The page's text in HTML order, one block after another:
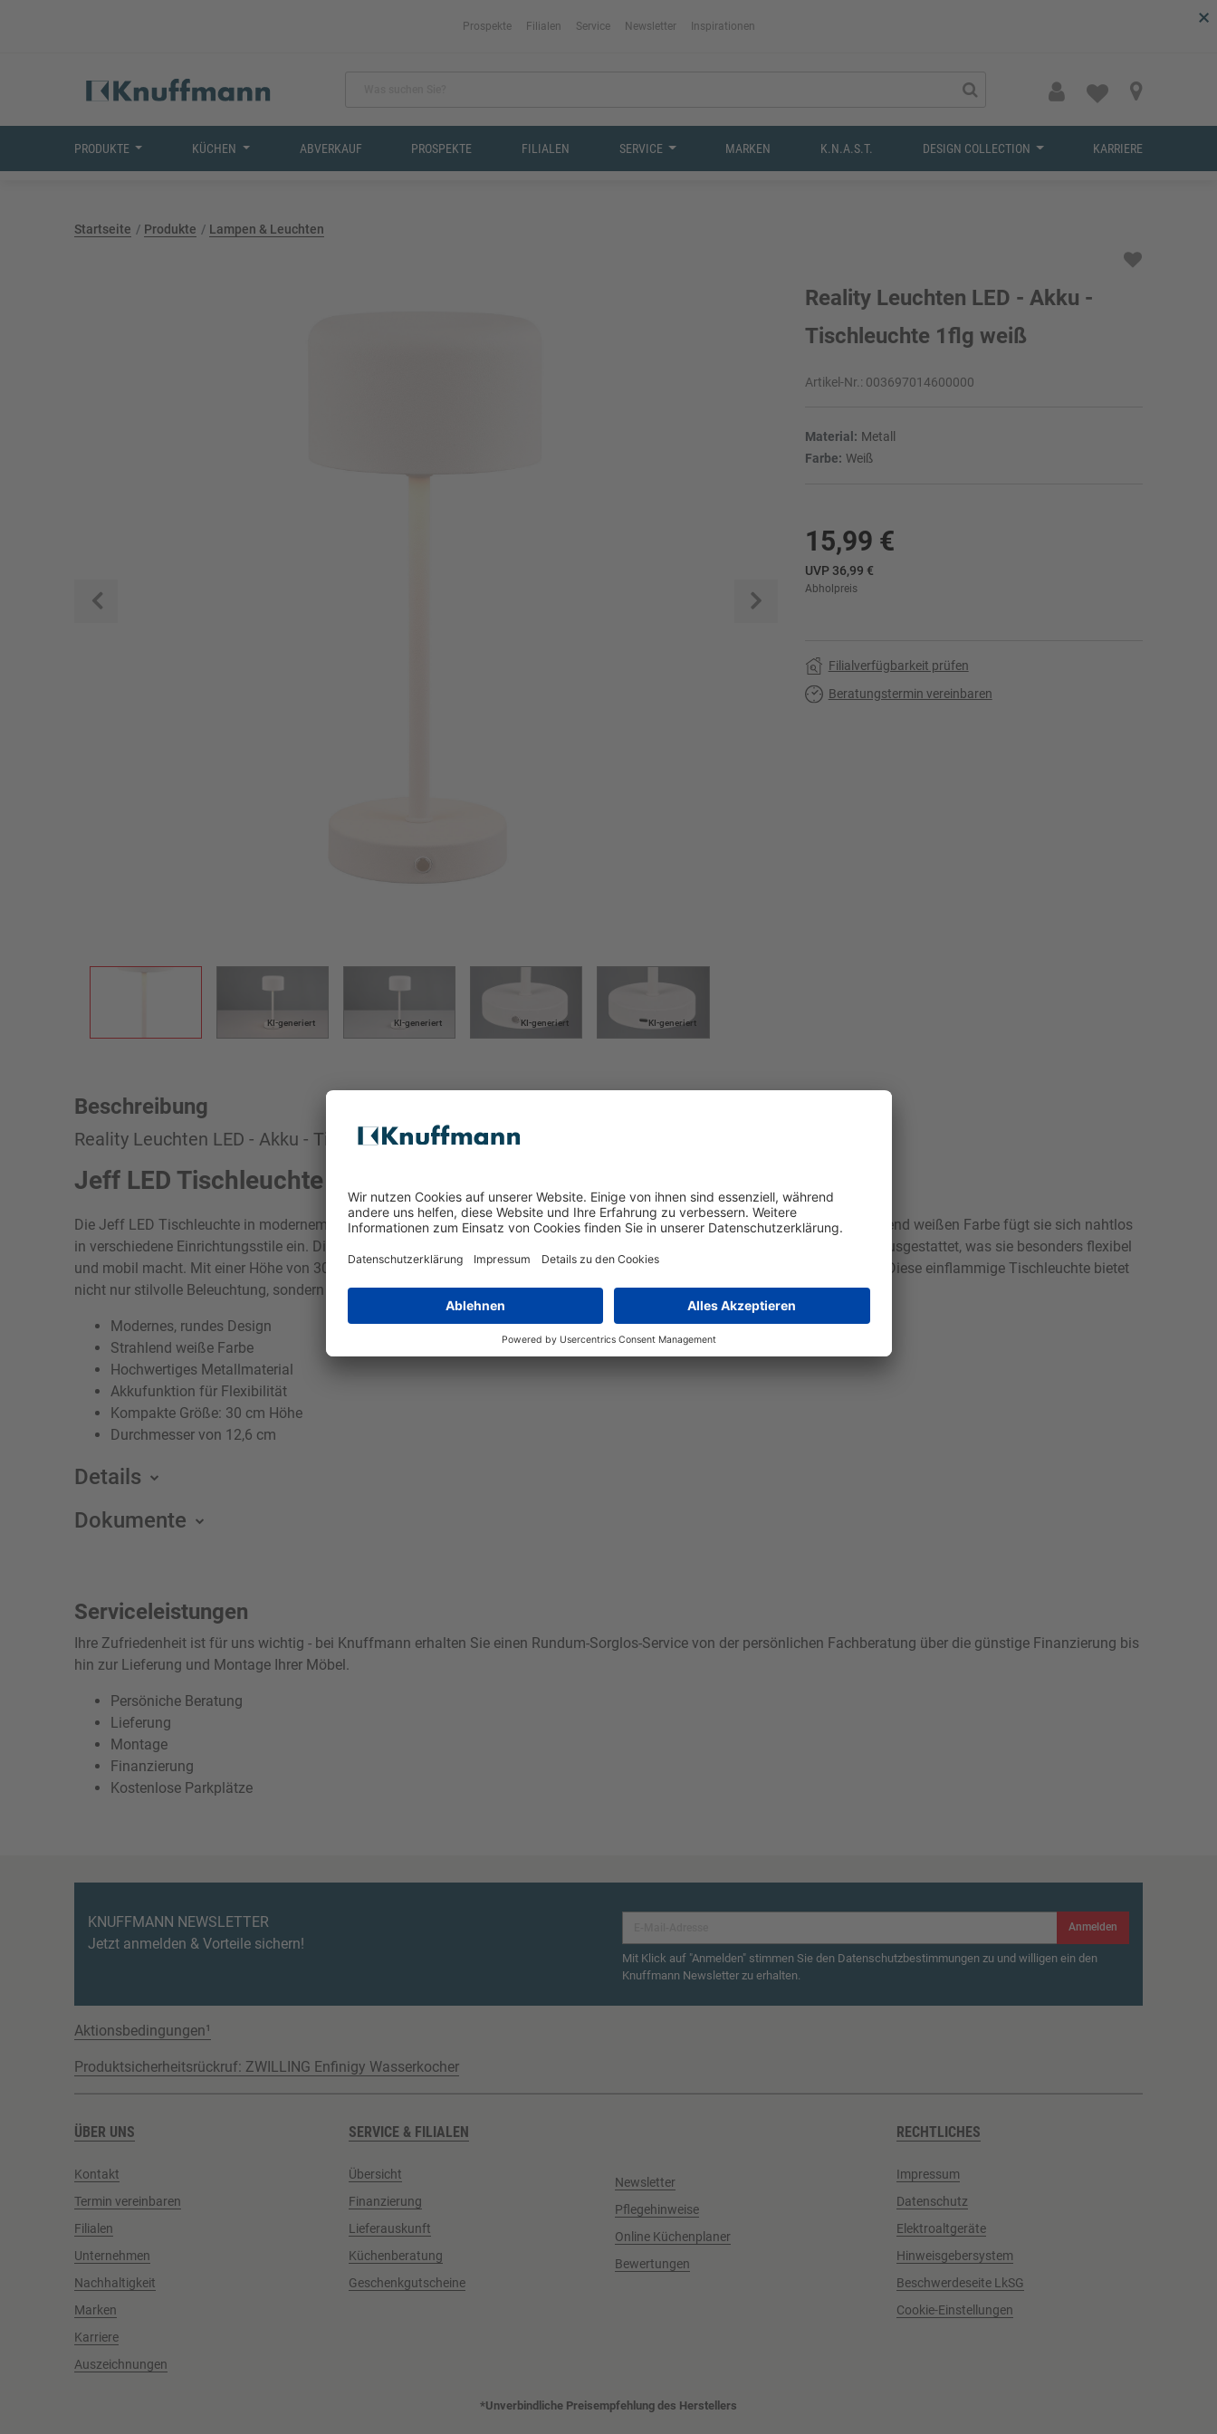
×
Prospekte Filialen Service Newsletter Inspirationen
PRODUKTE KÜCHEN ABVERKAUF PROSPEKTE FILIALEN SERVICE MARKEN K.N.A.S.T. DESIGN COLLECTION KARRIERE
Startseite Produkte Lampen & Leuchten
Zurück
KI-generiert KI-generiert KI-generiert KI-generiert
Reality Leuchten LED - Akku -
Tischleuchte 1flg weiß
Artikel-Nr.: 003697014600000
Material: Metall
Farbe: Weiß
15,99 €
UVP 36,99 €
Abholpreis
Filialverfügbarkeit prüfen
Beratungstermin vereinbaren
Beschreibung
Reality Leuchten LED - Akku - Tischleuchte 1flg weiß
Jeff LED Tischleuchte Weiß
Die Jeff LED Tischleuchte in modernem Stil verleiht jeder Umgebung eine elegante Note. Mit ihrem runden Design und der strahlend weißen Farbe fügt sie sich nahtlos
in verschiedene Einrichtungsstile ein. Die Leuchte besteht aus hochwertigem Metall und ist mit einer praktischen Akkufunktion ausgestattet, was sie besonders flexibel
und mobil macht. Mit einer Höhe von 30 cm und einem Durchmesser von 12,6 cm ist sie kompakt und ideal für kleinere Räume. Diese einflammige Tischleuchte bietet
nicht nur stilvolle Beleuchtung, sondern auch höchste Funktionalität für Ihren Wohn- oder Arbeitsbereich.
Modernes, rundes Design
Strahlend weiße Farbe
Hochwertiges Metallmaterial
Akkufunktion für Flexibilität
Kompakte Größe: 30 cm Höhe
Durchmesser von 12,6 cm
Details
Dokumente
Serviceleistungen
Ihre Zufriedenheit ist für uns wichtig - bei Knuffmann erhalten Sie einen Rundum-Sorglos-Service von der persönlichen Fachberatung über die günstige Finanzierung bis
hin zur Lieferung und Montage Ihrer Möbel.
Persöniche Beratung
Lieferung
Montage
Finanzierung
Kostenlose Parkplätze
KNUFFMANN NEWSLETTER
Jetzt anmelden & Vorteile sichern!
Anmelden
Mit Klick auf "Anmelden" stimmen Sie den Datenschutzbestimmungen zu und willigen ein den
Knuffmann Newsletter zu erhalten.
Aktionsbedingungen¹
Produktsicherheitsrückruf: ZWILLING Enfinigy Wasserkocher
ÜBER UNS
Kontakt
Termin vereinbaren
Filialen
Unternehmen
Nachhaltigkeit
Marken
Karriere
Auszeichnungen
SERVICE & FILIALEN
Übersicht
Finanzierung
Lieferauskunft
Küchenberatung
Geschenkgutscheine
Newsletter
Pflegehinweise
Online Küchenplaner
Bewertungen
RECHTLICHES
Impressum
Datenschutz
Elektroaltgeräte
Hinweisgebersystem
Beschwerdeseite LkSG
Cookie-Einstellungen
*Unverbindliche Preisempfehlung des Herstellers